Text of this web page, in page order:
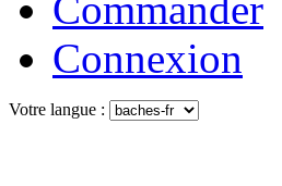
Connexion
Votre langue :